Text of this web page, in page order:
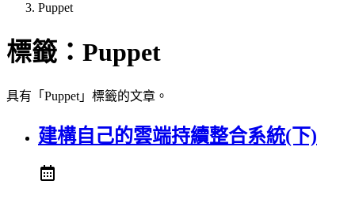
Puppet
標籤： Puppet
具有「Puppet」標籤的文章。
建構自己的雲端持續整合系統(下)